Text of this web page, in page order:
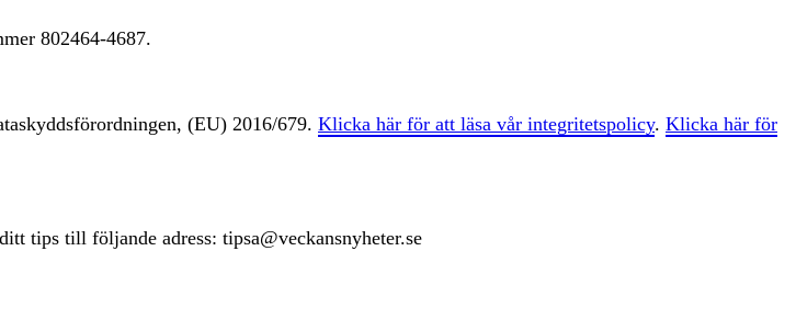
802464-4687.
(EU) 2016/679. Klicka här för att läsa vår integritetspolicy. Klicka här för
tips till följande adress: tipsa@veckansnyheter.se